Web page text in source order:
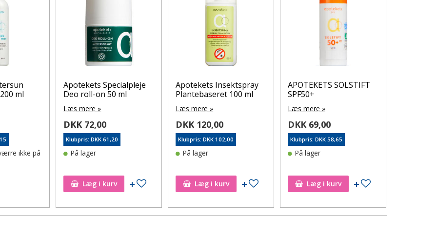
ml
ikke på
Apotekets Specialpleje
Deo roll-on 50 ml
Læs mere »
DKK 72,00
Klubpris: DKK 61,20
På lager
Læg i kurv Tilføj til ønskeseddel
Apotekets Insektspray
Plantebaseret 100 ml
Læs mere »
DKK 120,00
Klubpris: DKK 102,00
På lager
Læg i kurv Tilføj til ønskeseddel
APOTEKETS SOLSTIFT
SPF50+
Læs mere »
DKK 69,00
Klubpris: DKK 58,65
På lager
Læg i kurv Tilføj til ønskeseddel